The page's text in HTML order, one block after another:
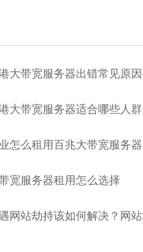
大带宽服务器出错常见原
大带宽服务器适合哪些人群
怎么租用百兆大带宽服务器
宽服务器租用怎么选择
网站劫持该如何解决？网